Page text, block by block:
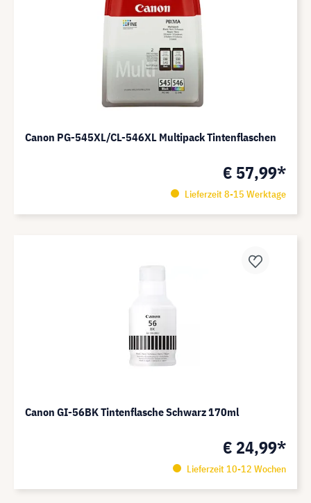
Canon PG-545XL/CL-546XL Multipack Tintenflaschen
€ 57,99*
Lieferzeit 8-15 Werktage
Canon GI-56BK Tintenflasche Schwarz 170ml
€ 24,99*
Lieferzeit 10-12 Wochen